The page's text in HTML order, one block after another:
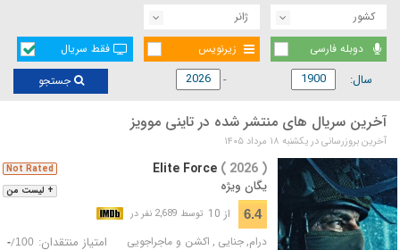
کشور
ژانر
دوبله فارسی
زیرنویس فقط سریال
سال: جستجو
آخرین سریال های منتشر شده در تاینی موویز
آخرین بروزرسانی در يكشنبه ۱۸ مرداد ۱۴۰۵
+ لیست من
Not Rated Elite Force ( 2026 )
یگان ویژه
6.4 از 10 توسط 2,689 نفر در
درام,جنایی , اکشن و ماجراجویی امتیاز منتقدان: -/100